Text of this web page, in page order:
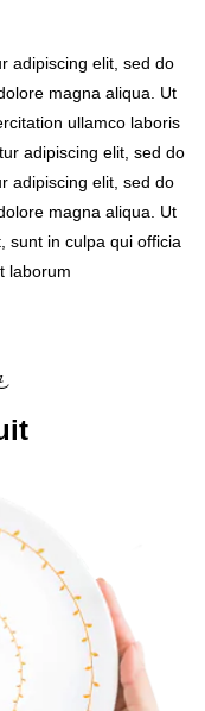
adipiscing elit, sed do
magna aliqua. Ut
ullamco laboris
adipiscing elit, sed do
adipiscing elit, sed do
magna aliqua. Ut
sunt in culpa qui officia
laborum